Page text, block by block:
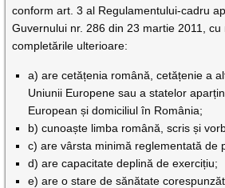
conform art. 3 al Regulamentului-cadru
Guvernului nr. 286 din 23 martie 2011, cu
completările ulterioare:
a) are cetățenia română, cetățenie a
Uniunii Europene sau a statelor
European și domiciliul în România;
b) cunoaște limba română, scris și
c) are vârsta minimă reglementată de
d) are capacitate deplină de exercițiu;
e) are o stare de sănătate